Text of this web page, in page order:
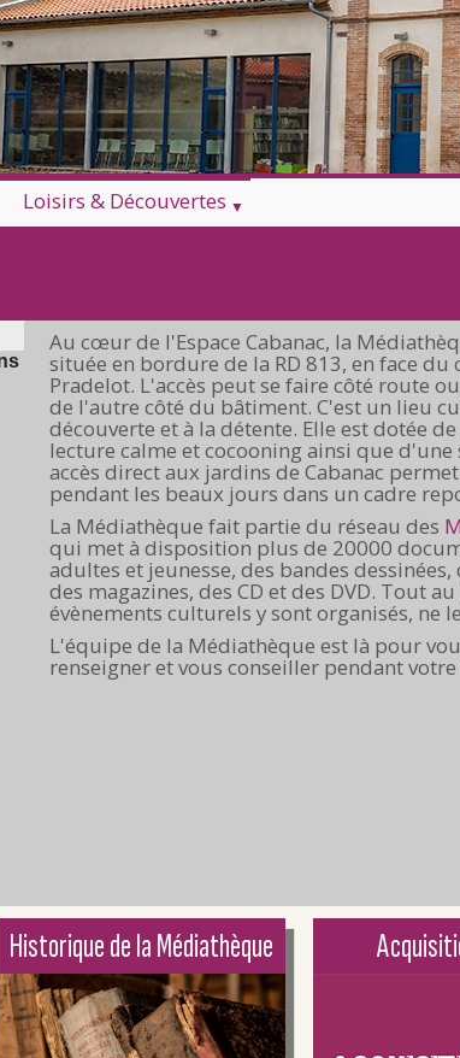
Loisirs & Découvertes
Au cœur de l'Espace Cabanac, la
située en bordure de la RD 813, en face
Pradelot. L'accès peut se faire côté route
de l'autre côté du bâtiment. C'est un lieu
découverte et à la détente. Elle est dotée
lecture calme et cocooning ainsi que
accès direct aux jardins de Cabanac
pendant les beaux jours dans un cadre
La Médiathèque fait partie du réseau des
qui met à disposition plus de 20000
adultes et jeunesse, des bandes
des magazines, des CD et des DVD. Tout
évènements culturels y sont organisés, ne
L'équipe de la Médiathèque est là pour
renseigner et vous conseiller pendant
Historique de la Médiathèque